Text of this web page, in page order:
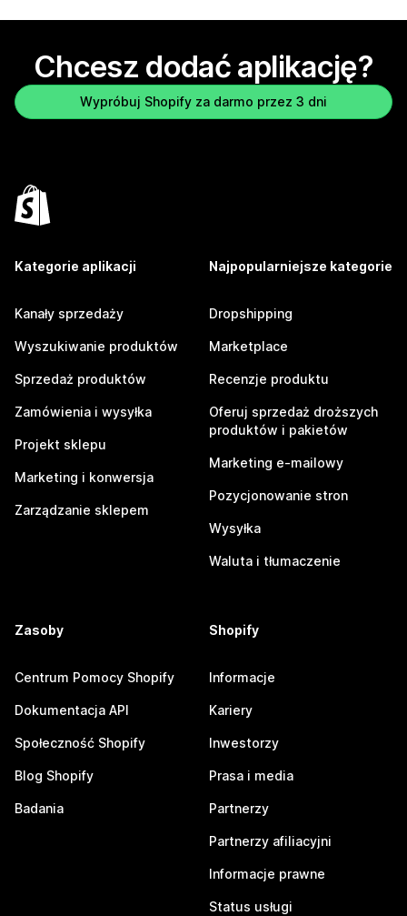
Chcesz dodać aplikację?
Wypróbuj Shopify za darmo przez 3 dni
Kategorie aplikacji
Kanały sprzedaży
Wyszukiwanie produktów
Sprzedaż produktów
Zamówienia i wysyłka
Projekt sklepu
Marketing i konwersja
Zarządzanie sklepem
Najpopularniejsze kategorie
Dropshipping
Marketplace
Recenzje produktu
Oferuj sprzedaż droższych
produktów i pakietów
Marketing e-mailowy
Pozycjonowanie stron
Wysyłka
Waluta i tłumaczenie
Zasoby
Centrum Pomocy Shopify
Dokumentacja API
Społeczność Shopify
Blog Shopify
Badania
Shopify
Informacje
Kariery
Inwestorzy
Prasa i media
Partnerzy
Partnerzy afiliacyjni
Informacje prawne
Status usługi